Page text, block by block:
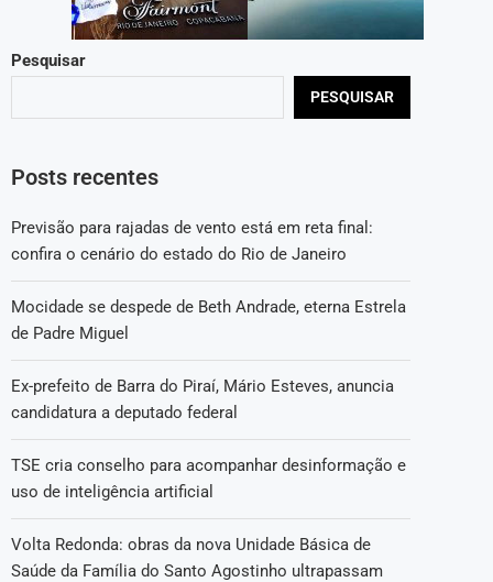
Pesquisar
PESQUISAR
Posts recentes
Previsão para rajadas de vento está em reta final:
confira o cenário do estado do Rio de Janeiro
Mocidade se despede de Beth Andrade, eterna Estrela
de Padre Miguel
Ex-prefeito de Barra do Piraí, Mário Esteves, anuncia
candidatura a deputado federal
TSE cria conselho para acompanhar desinformação e
uso de inteligência artificial
Volta Redonda: obras da nova Unidade Básica de
Saúde da Família do Santo Agostinho ultrapassam